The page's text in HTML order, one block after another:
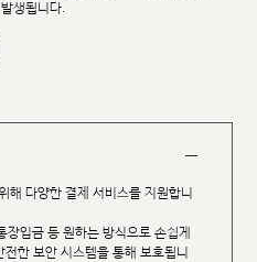
생됩니다.
해 다양한 결제 서비스를 지원합니
입금 등 원하는 방식으로 손쉽게
한 보안 시스템을 통해 보호됩니